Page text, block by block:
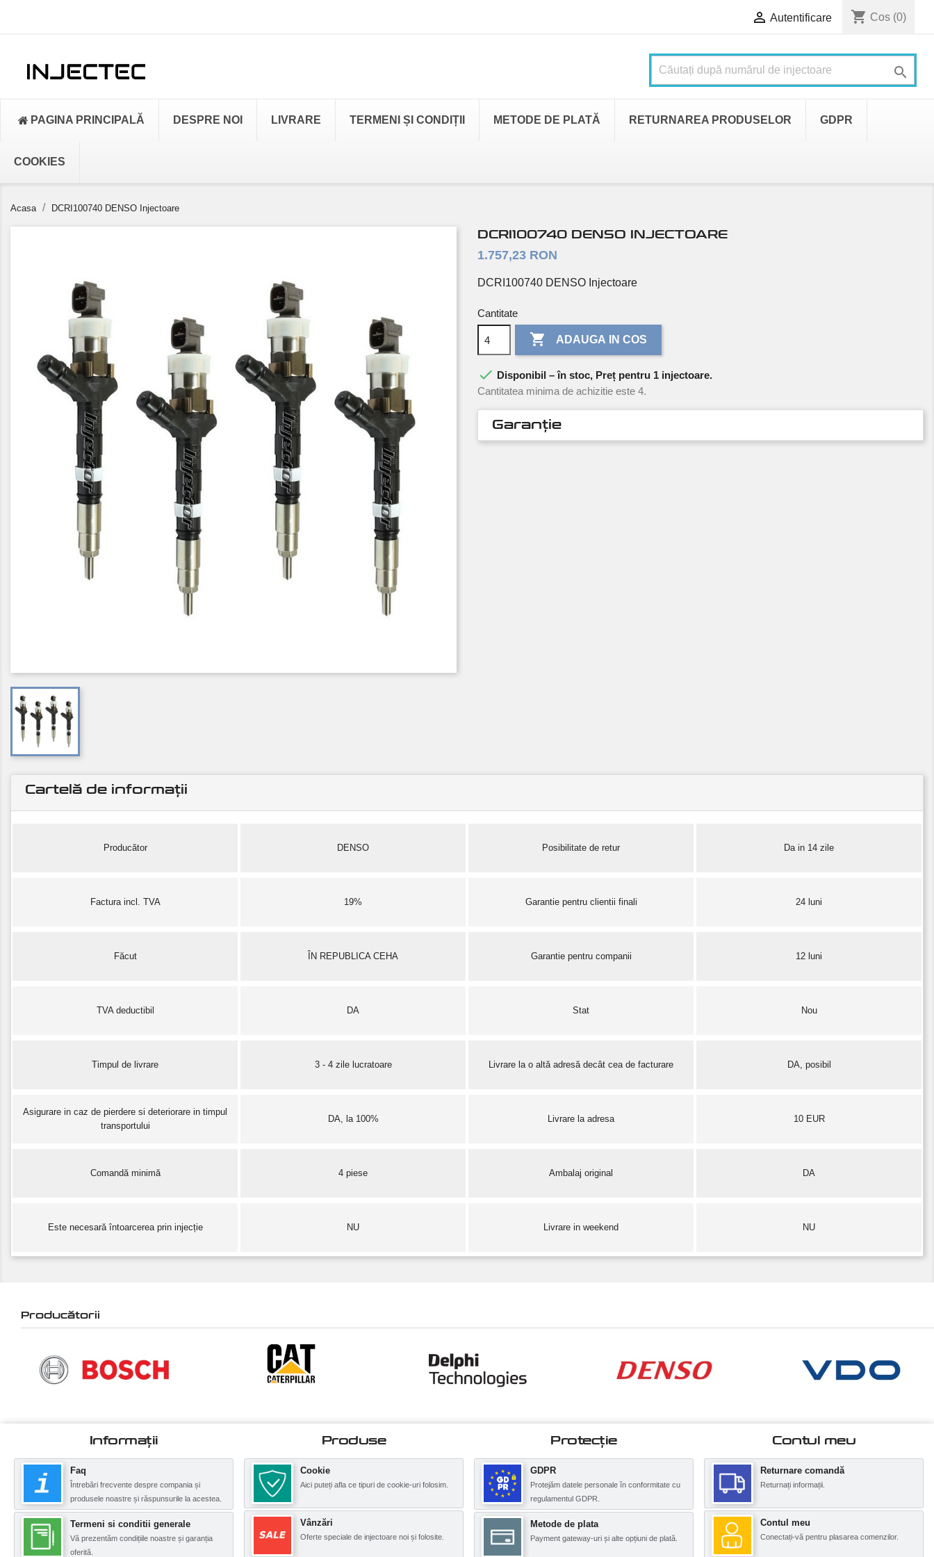
 Autentificare shopping_cart Cos (0)

PAGINA PRINCIPALĂ DESPRE NOI LIVRARE TERMENI ȘI CONDIȚII METODE DE PLATĂ RETURNAREA PRODUSELOR GDPR
COOKIES
Acasa DCRI100740 DENSO Injectoare
DCRI100740 DENSO INJECTOARE
1.757,23 RON
DCRI100740 DENSO Injectoare
Cantitate
 ADAUGA IN COS
 Disponibil – în stoc, Preț pentru 1 injectoare.
Cantitatea minima de achizitie este 4.
Garanție
Cartelă de informații
Producător DENSO Posibilitate de retur Da in 14 zile
Factura incl. TVA 19% Garantie pentru clientii finali 24 luni
Făcut ÎN REPUBLICA CEHA Garantie pentru companii 12 luni
TVA deductibil DA Stat Nou
Timpul de livrare 3 - 4 zile lucratoare Livrare la o altă adresă decât cea de facturare DA, posibil
Asigurare in caz de pierdere si deteriorare in timpul
transportului
DA, la 100% Livrare la adresa 10 EUR
Comandă minimă 4 piese Ambalaj original DA
Este necesară întoarcerea prin injecție NU Livrare in weekend NU
Producătorii
Informații
Faq
Întrebări frecvente despre compania și
produsele noastre și răspunsurile la acestea.
Termeni si conditii generale
Vă prezentăm condițiile noastre și garanția
oferită.
Produse
Cookie
Aici puteți afla ce tipuri de cookie-uri folosim.
Vânzări
Oferte speciale de injectoare noi și folosite.
Protecţie
GDPR
Protejăm datele personale în conformitate cu
regulamentul GDPR.
Metode de plata
Payment gateway-uri și alte opțiuni de plată.
Contul meu
Returnare comandă
Returnați informații.
Contul meu
Conectați-vă pentru plasarea comenzilor.